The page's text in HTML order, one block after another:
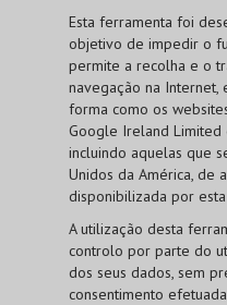
Esta ferramenta foi
objetivo de impedir o
permite a recolha e o
navegação na Internet,
forma como os
Google Ireland Limited
incluindo aquelas que
Unidos da América, de
disponibilizada por
A utilização desta
controlo por parte do
dos seus dados, sem
consentimento